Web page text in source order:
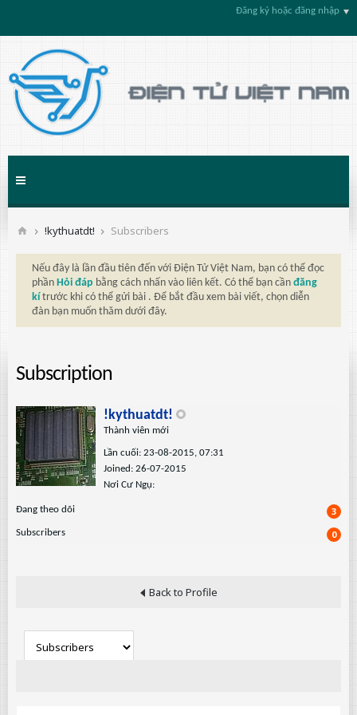
Đăng ký hoặc đăng nhập
!kythuatdt! Subscribers
Nếu đây là lần đầu tiên đến với Điện Tử Việt Nam, bạn có thể đọc
phần Hỏi đáp bằng cách nhấn vào liên kết. Có thể bạn cần đăng
kí trước khi có thể gửi bài . Để bắt đầu xem bài viết, chọn diễn
đàn bạn muốn thăm dưới đây.
Subscription
!kythuatdt!
Thành viên mới
Lần cuối: 23-08-2015, 07:31
Joined: 26-07-2015
Nơi Cư Ngụ:
Ðang theo dõi 3
Subscribers 0
Back to Profile